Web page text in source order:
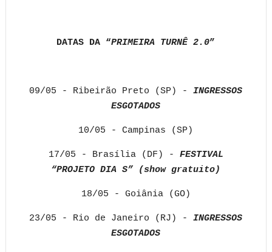
DATAS DA “PRIMEIRA TURNÊ 2.0”
09/05 - Ribeirão Preto (SP) -INGRESSOS
ESGOTADOS
10/05 - Campinas (SP)
17/05 - Brasília (DF) - FESTIVAL
“PROJETO DIA S” (show gratuito)
18/05 - Goiânia (GO)
23/05 - Rio de Janeiro (RJ) -INGRESSOS
ESGOTADOS